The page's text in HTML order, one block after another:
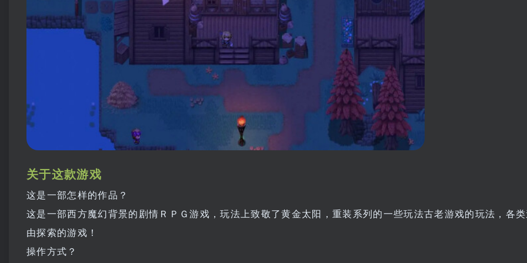
关于这款游戏
这是一部怎样的作品？
这是一部西方魔幻背景的剧情ＲＰＧ游戏，玩法上致敬了黄金太阳，重装系列的一些玩法古老游戏的玩法，各
由探索的游戏！
操作方式？